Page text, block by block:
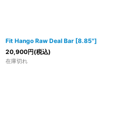
Fit Hango Raw Deal Bar [8.85"]
20,900円(税込)
在庫切れ